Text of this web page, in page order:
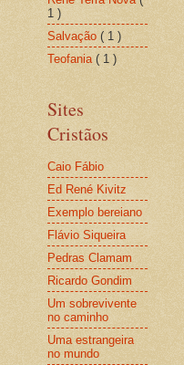
1 )
Salvação ( 1 )
Teofania ( 1 )
Sites
Cristãos
Caio Fábio
Ed René Kivitz
Exemplo bereiano
Flávio Siqueira
Pedras Clamam
Ricardo Gondim
Um sobrevivente
no caminho
Uma estrangeira
no mundo